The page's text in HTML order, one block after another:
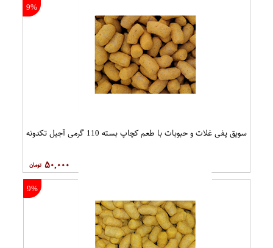
9%
سویق پفی غلات و حبوبات با طعم کچاپ بسته 110 گرمی آجیل تکدونه
۵۰,۰۰۰
9%